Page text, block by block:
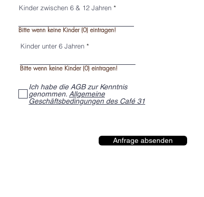
Kinder zwischen 6 & 12 Jahren
Bitte wenn keine Kinder (0) eintragen!
Kinder unter 6 Jahren
Bitte wenn keine Kinder (0) eintragen!
Ich habe die AGB zur Kenntnis
genommen. Allgemeine
Geschäftsbedingungen des Café 31
Anfrage absenden